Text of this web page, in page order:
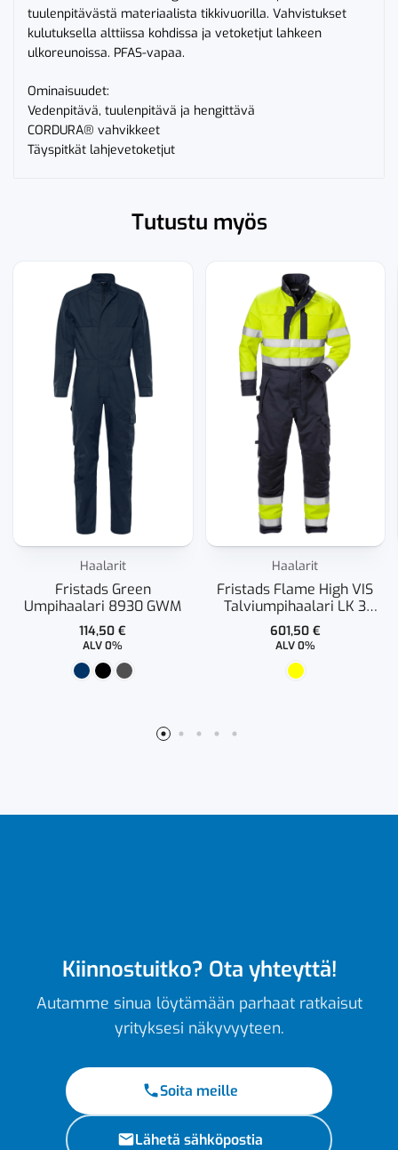
tuulenpitävästä materiaalista tikkivuorilla. Vahvistukset
kulutuksella alttiissa kohdissa ja vetoketjut lahkeen
ulkoreunoissa. PFAS-vapaa.
Ominaisuudet:
Vedenpitävä, tuulenpitävä ja hengittävä
CORDURA® vahvikkeet
Täyspitkät lahjevetoketjut
Tutustu myös
Haalarit
Fristads Green
Umpihaalari 8930 GWM
114,50€
ALV 0%
Haalarit
Fristads Flame High VIS
Talviumpihaalari LK 3
8088 FLAM
601,50 €
ALV 0%
Kiinnostuitko? Ota yhteyttä!
Autamme sinua löytämään parhaat ratkaisut
yrityksesi näkyvyyteen.
Soita meille
Lähetä sähköpostia